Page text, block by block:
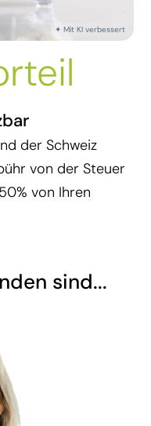
der Schweiz
von der Steuer
von Ihren
sind...